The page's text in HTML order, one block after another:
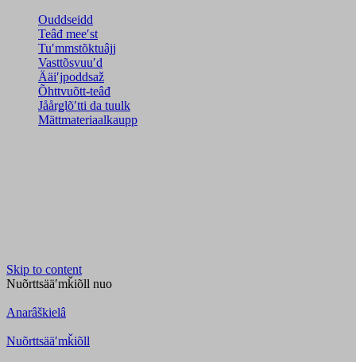
Ouddseidd
Teâđ meeʹst
Tuʹmmstõktuâjj
Vasttõsvuuʹd
Ääiʹjpoddsaž
Õhttvuõtt-teâđ
Jåårǥlõʹtti da tuulk
Mättmateriaalkaupp
Skip to content
Nuõrttsääʹmǩiõll nuo
Anarâškielâ
Nuõrttsääʹmǩiõll